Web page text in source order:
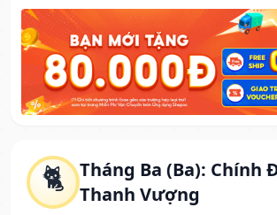
🐈
Tháng Ba (Ba): Chính
Thanh Vượng